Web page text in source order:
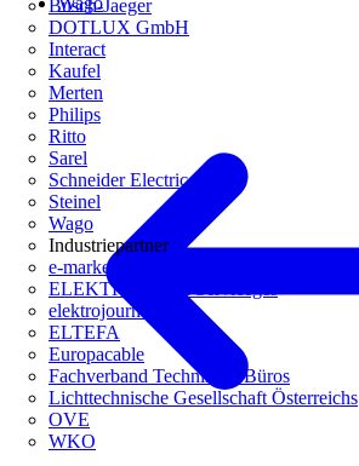
Busch-Jaeger
DOTLUX GmbH
Interact
Kaufel
Merten
Philips
Ritto
Sarel
Schneider Electric
Steinel
Wago
Industriepartner
e-marke
ELEKTRO Daten Serviceges
elektrojournal
ELTEFA
Europacable
Fachverband Technische Büros
Lichttechnische Gesellschaft Österreichs
OVE
WKO